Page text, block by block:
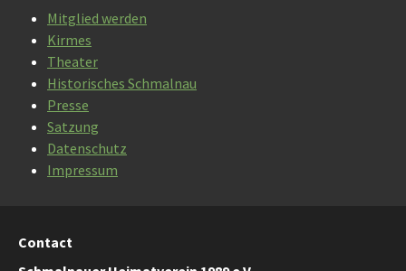
Mitglied werden
Kirmes
Theater
Historisches Schmalnau
Presse
Satzung
Datenschutz
Impressum
Contact